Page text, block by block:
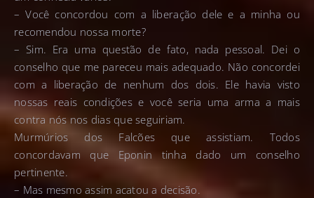
– Você concordou com a liberação dele e a minha ou
recomendou nossa morte?
– Sim. Era uma questão de fato, nada pessoal. Dei o
conselho que me pareceu mais adequado. Não concordei
com a liberação de nenhum dos dois. Ele havia visto
nossas reais condições e você seria uma arma a mais
contra nós nos dias que seguiriam.
Murmúrios dos Falcões que assistiam. Todos
concordavam que Eponin tinha dado um conselho
pertinente.
– Mas mesmo assim acatou a decisão.